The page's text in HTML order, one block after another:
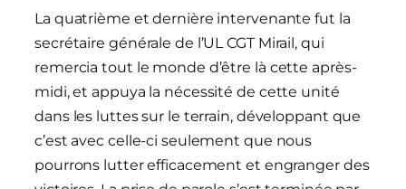
La quatrième et dernière intervenante fut la
secrétaire générale de l’UL CGT Mirail, qui
remercia tout le monde d’être là cette après-
midi, et appuya la nécessité de cette unité
dans les luttes sur le terrain, développant que
c’est avec celle-ci seulement que nous
pourrons lutter efficacement et engranger des